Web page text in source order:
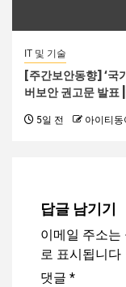
IT 및 기술
[주간보안동향] ‘국
버보안 권고문 발표
5일 전 아이티동
답글 남기기
이메일 주소는
로 표시됩니다
댓글 *